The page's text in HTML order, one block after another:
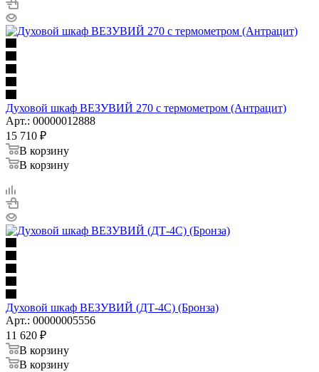
Духовой шкаф ВЕЗУВИЙ 270 с термометром (Антрацит)
Арт.: 00000012888
15 710 ₽
В корзину
В корзину
Духовой шкаф ВЕЗУВИЙ (ДТ-4С) (Бронза)
Арт.: 00000005556
11 620 ₽
В корзину
В корзину